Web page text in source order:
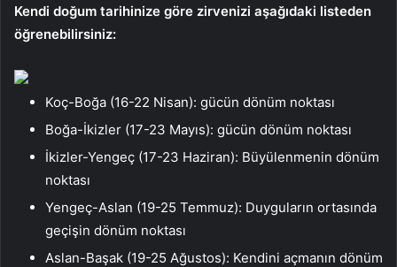
Kendi doğum tarihinize göre zirvenizi aşağıdaki listeden
öğrenebilirsiniz:
Koç-Boğa (16-22 Nisan): gücün dönüm noktası
Boğa-İkizler (17-23 Mayıs): gücün dönüm noktası
İkizler-Yengeç (17-23 Haziran): Büyülenmenin dönüm
noktası
Yengeç-Aslan (19-25 Temmuz): Duyguların ortasında
geçişin dönüm noktası
Aslan-Başak (19-25 Ağustos): Kendini açmanın dönüm